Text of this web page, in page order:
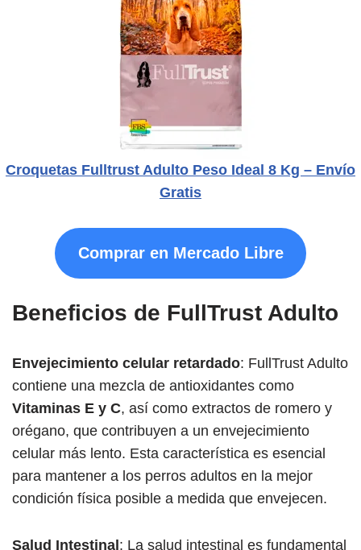
Croquetas Fulltrust Adulto Peso Ideal 8 Kg – Envío
Gratis
Comprar en Mercado Libre
Beneficios de FullTrust Adulto
Envejecimiento celular retardado: FullTrust Adulto
contiene una mezcla de antioxidantes como
Vitaminas E y C, así como extractos de romero y
orégano, que contribuyen a un envejecimiento
celular más lento. Esta característica es esencial
para mantener a los perros adultos en la mejor
condición física posible a medida que envejecen.
Salud Intestinal: La salud intestinal es fundamental